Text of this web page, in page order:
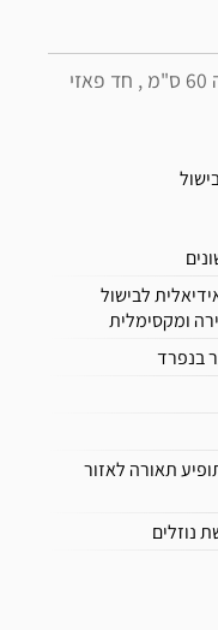
לבישול
תאורה לאזור
נוזלים